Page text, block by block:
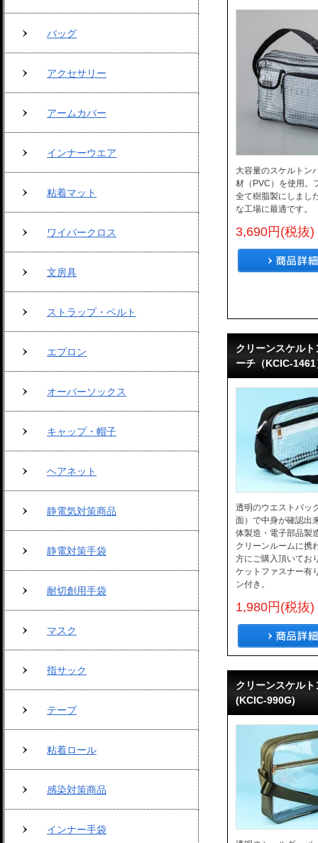
大容量のスケルトン
材（PVC）を使用。
全て樹脂製にしまし
な工場に最適です。
3,690円(税抜)
クリーンスケル
ーチ（KCIC-1461
透明のウエストバッ
面）で中身が確認出
体製造・電子部品製
クリーンルームに携
方にご購入頂いてお
ケットファスナー有
ン付き。
1,980円(税抜)
クリーンスケルト
(KCIC-990G)
バッグ
アクセサリー
アームカバー
インナーウエア
粘着マット
ワイパークロス
文房具
ストラップ・ベルト
エプロン
オーバーソックス
キャップ・帽子
ヘアネット
静電気対策商品
静電対策手袋
耐切創用手袋
マスク
指サック
テープ
粘着ロール
感染対策商品
インナー手袋